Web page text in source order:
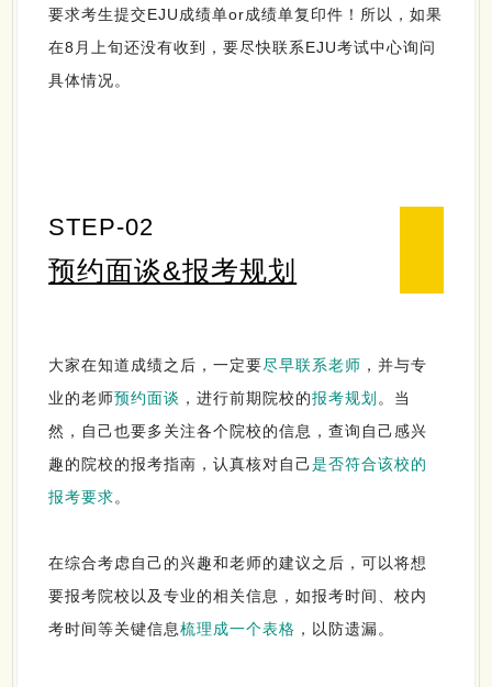
要求考生提交EJU成绩单or成绩单复印件！所以，如果
在8月上旬还没有收到，要尽快联系EJU考试中心询问
具体情况。
STEP-02
预约面谈&报考规划
大家在知道成绩之后，一定要尽早联系老师 ，并与专
业的老师预约面谈 ，进行前期院校的报考规划 。当
然，自己也要多关注各个院校的信息，查询自己感兴
趣的院校的报考指南，认真核对自己是否符合该校的
报考要求。
在综合考虑自己的兴趣和老师的建议之后，可以将想
要报考院校以及专业的相关信息，如报考时间、校内
考时间等关键信息梳理成一个表格 ，以防遗漏。